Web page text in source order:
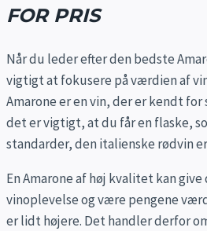
FOR PRIS
Når du leder efter den bedste
vigtigt at fokusere på værdien af
Amarone er en vin, der er kendt
det er vigtigt, at du får en flaske,
standarder, den italienske rødvin
En Amarone af høj kvalitet kan
vinoplevelse og være pengene
er lidt højere. Det handler derfor